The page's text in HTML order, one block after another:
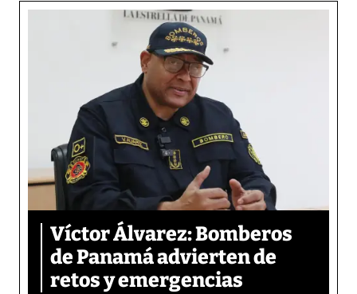
Víctor Álvarez: Bomberos
de Panamá advierten de
retos y emergencias